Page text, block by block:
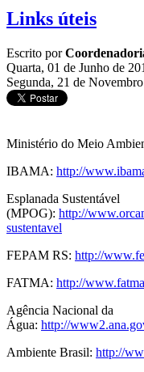
Links úteis
Escrito por
Quarta, 01 de Junho de
Segunda, 21 de
Ministério do Meio
IBAMA: http://
Esplanada Sustentável
(MPOG): http://
sustentavel
FEPAM RS: http://
FATMA: http://
Agência Nacional da
Água: http://
Ambiente Brasil: http://